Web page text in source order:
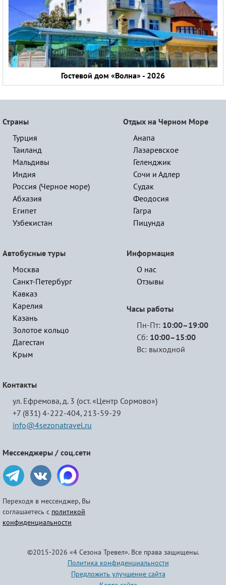
Гостевой дом «Волна» - 2026
Страны
Турция
Таиланд
Мальдивы
Индия
Россия (Черное море)
Абхазия
Египет
Узбекистан
Отдых на Черном Море
Анапа
Лазаревское
Геленджик
Сочи и Адлер
Судак
Феодосия
Гагра
Пицунда
Автобусные туры
Москва
Санкт-Петербург
Кавказ
Карелия
Казань
Золотое кольцо
Дагестан
Крым
Информация
О нас
Отзывы
Часы работы
Пн-Пт: 10:00–19:00
Сб: 10:00–15:00
Вс: выходной
Контакты
ул. Ефремова, д. 3 (ост. «Центр Сормово»)
+7 (831) 4-222-404, 213-59-29
info@4sezonatravel.ru
Мессенджеры / соц.сети
Переходя в мессенджер, Вы
соглашаетесь с политикой
конфиденциальности
©2015-2026 «4 Сезона Тревел». Все права защищены.
Политика конфиденциальности
Предложить улучшение сайта